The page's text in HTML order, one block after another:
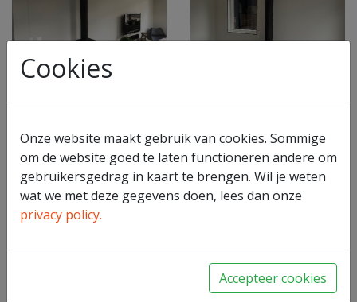
Dovre Brut Dovre Rock
Cookies
Onze website maakt gebruik van cookies. Sommige
om de website goed te laten functioneren andere om
gebruikersgedrag in kaart te brengen. Wil je weten
wat we met deze gegevens doen, lees dan onze
privacy policy.
Accepteer cookies